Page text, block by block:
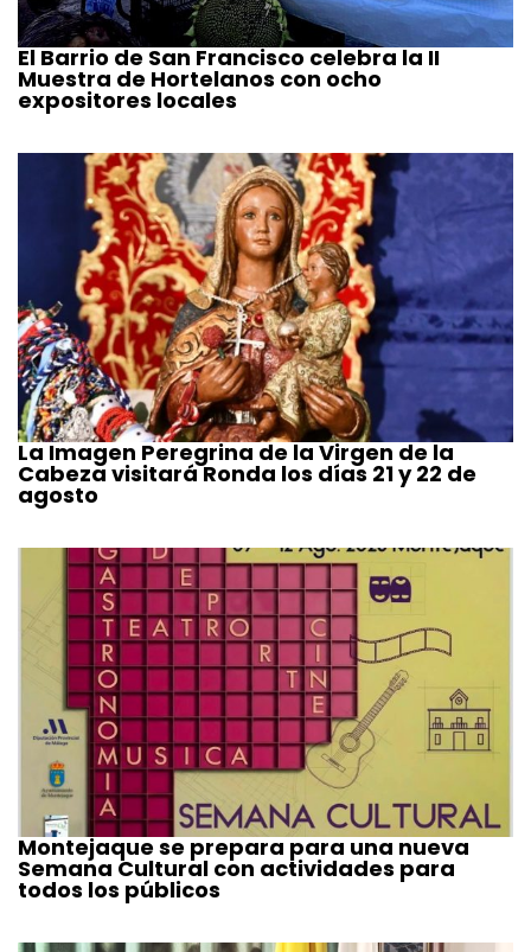
El Barrio de San Francisco celebra la II
Muestra de Hortelanos con ocho
expositores locales
La Imagen Peregrina de la Virgen de la
Cabeza visitará Ronda los días 21 y 22 de
agosto
Montejaque se prepara para una nueva
Semana Cultural con actividades para
todos los públicos